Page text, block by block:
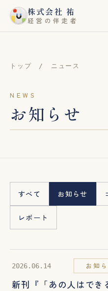
株式会社 祐
経営の伴走者
トップ / ニュース
NEWS
お知らせ
すべて お知らせ
レポート
2026.06.14 お知
新刊『「あの人はでき